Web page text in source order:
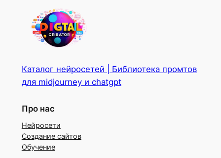
Каталог нейросетей | Библиотека промтов
для midjourney и chatgpt
Про нас
Нейросети
Создание сайтов
Обучение